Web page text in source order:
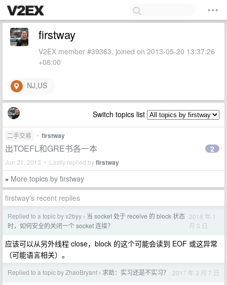
firstway
V2EX member #39363, joined on 2013-05-20 13:37:26
+08:00
NJ,US
Switch topics list
二手交易 • firstway
出TOEFL和GRE书各一本
Jun 21, 2013 • Lastly replied byfirstway
2
» More topics by firstway
firstway's recent replies
Replied to a topic by v2byy › 当 socket 处于 receive 的 block 状态
时，如何安全的关闭一个 socket 连接？
2018 年 1
月 3 日
应该可以从另外线程 close，block 的这个可能会读到 EOF 或这异常
（可能语言相关）。
Replied to a topic by ZhaoBryant › 求助：实习还是不实习？ 2017 年 3 月 7 日